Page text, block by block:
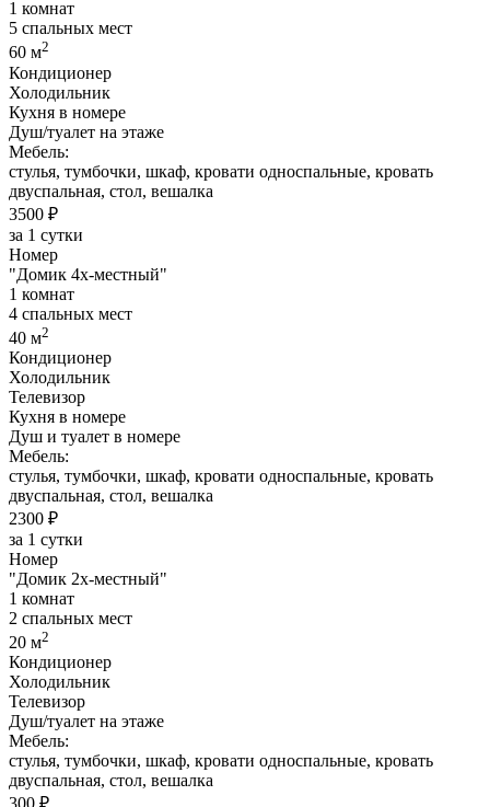
1 комнат
5 спальных мест
60 м2
Кондиционер
Холодильник
Кухня в номере
Душ/туалет на этаже
Мебель:
стулья, тумбочки, шкаф, кровати односпальные, кровать
двуспальная, стол, вешалка
3500 ₽
за 1 сутки
Номер
"Домик 4х-местный"
1 комнат
4 спальных мест
40 м2
Кондиционер
Холодильник
Телевизор
Кухня в номере
Душ и туалет в номере
Мебель:
стулья, тумбочки, шкаф, кровати односпальные, кровать
двуспальная, стол, вешалка
2300 ₽
за 1 сутки
Номер
"Домик 2х-местный"
1 комнат
2 спальных мест
20 м2
Кондиционер
Холодильник
Телевизор
Душ/туалет на этаже
Мебель:
стулья, тумбочки, шкаф, кровати односпальные, кровать
двуспальная, стол, вешалка